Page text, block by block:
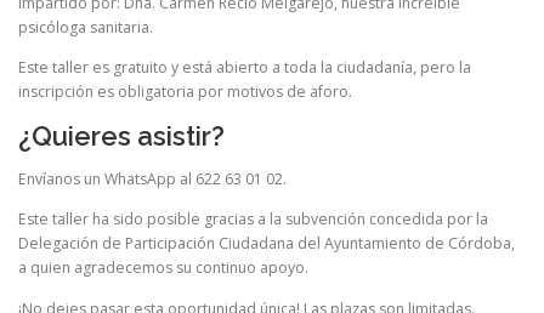
psicóloga sanitaria.
Este taller es gratuito y está abierto a toda la ciudadanía, pero la
inscripción es obligatoria por motivos de aforo.
¿Quieres asistir?
Envíanos un WhatsApp al 622 63 01 02.
Este taller ha sido posible gracias a la subvención concedida por la
Delegación de Participación Ciudadana del Ayuntamiento de Córdoba,
a quien agradecemos su continuo apoyo.
¡No dejes pasar esta oportunidad única! Las plazas son limitadas.